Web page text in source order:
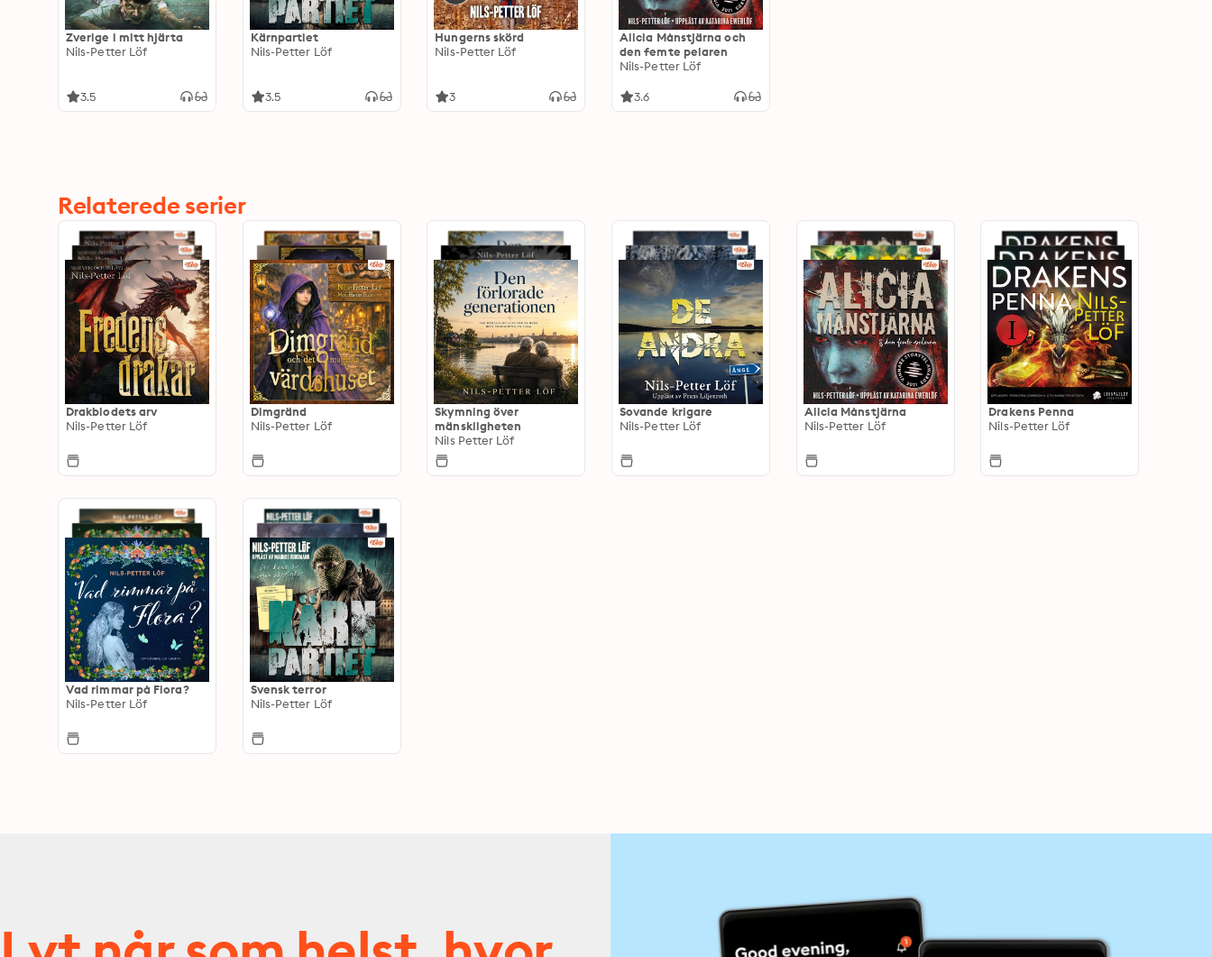
Zverige i mitt hjärta
Nils-Petter Löf
3.5
Kärnpartiet
Nils-Petter Löf
3.5
Hungerns skörd
Nils-Petter Löf
3
Alicia Månstjärna och
den femte pelaren
Nils-Petter Löf
3.6
Relaterede serier
Drakblodets arv
Nils-Petter Löf
Dimgränd
Nils-Petter Löf
Skymning över
mänskligheten
Nils Petter Löf
Sovande krigare
Nils-Petter Löf
Alicia Månstjärna
Nils-Petter Löf
Drakens Penna
Nils-Petter Löf
Vad rimmar på Flora?
Nils-Petter Löf
Svensk terror
Nils-Petter Löf